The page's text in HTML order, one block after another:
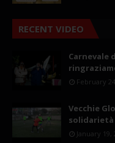
RECENT VIDEO
Carnevale
February
Vecchie
solidarietà
January 19,